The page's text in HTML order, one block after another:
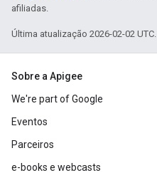
afiliadas.
Última atualização 2026-02-02 UTC.
Sobre a Apigee
We're part of Google
Eventos
Parceiros
e-books e webcasts